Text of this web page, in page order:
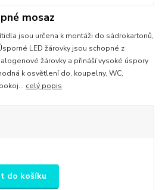
mosaz
jsou určena k montáži do sádrokartonů,
LED žárovky jsou schopné z
žárovky a přináší vysoké úspory
k osvětlení do, koupelny, WC,
celý popis
do košíku